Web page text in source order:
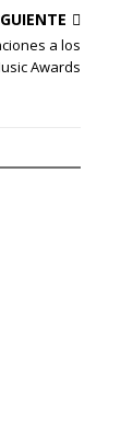
a los
Awards